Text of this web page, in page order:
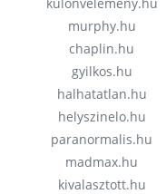
murphy.hu
chaplin.hu
gyilkos.hu
halhatatlan.hu
helyszinelo.hu
paranormalis.hu
madmax.hu
kivalasztott.hu